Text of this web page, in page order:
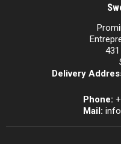
Delivery
Phone:
Mail: